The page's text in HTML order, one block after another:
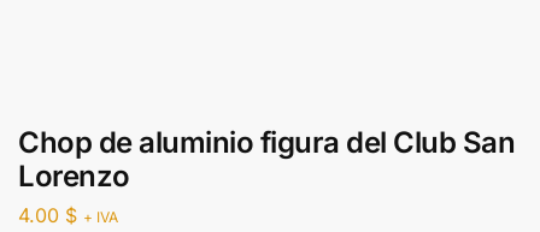
Chop de aluminio figura del Club San
Lorenzo
4.00 $ + IVA